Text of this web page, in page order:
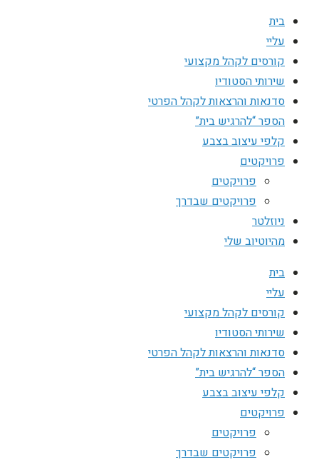
בית
עליי
קורסים לקהל מקצועי
שירותי הסטודיו
סדנאות והרצאות לקהל הפרטי
הספר “להרגיש בית”
קלפי עיצוב בצבע
פרויקטים
פרויקטים
פרויקטים שבדרך
ניוזלטר
מהיוטיוב שלי
בית
עליי
קורסים לקהל מקצועי
שירותי הסטודיו
סדנאות והרצאות לקהל הפרטי
הספר “להרגיש בית”
קלפי עיצוב בצבע
פרויקטים
פרויקטים
פרויקטים שבדרך